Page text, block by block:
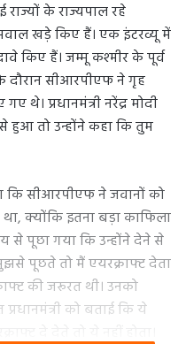
के राज्यपाल रहे
खड़े किए हैं। एक इंटरव्यू में
किए हैं। जम्मू कश्मीर के पूर्व
दौरान सीआरपीएफ ने गृह
थे। प्रधानमंत्री नरेंद्र मोदी
हुआ तो उन्होंने कहा कि तुम
कि सीआरपीएफ ने जवानों को
क्योंकि इतना बड़ा काफिला
से पूछा गया कि उन्होंने देने से
पूछते तो मैं एयरक्राफ्ट देता
की जरूरत थी। उनको
को बताई कि ये